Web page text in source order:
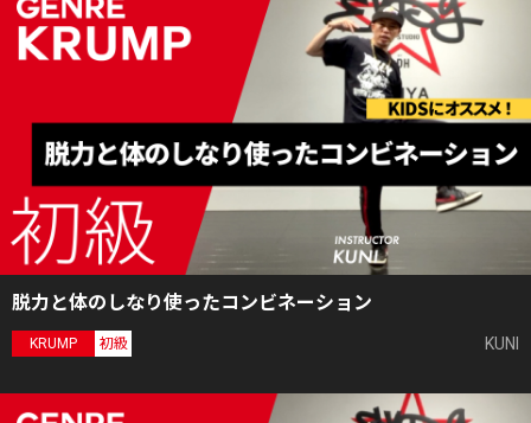
脱力と体のしなり使ったコンビネーション
KRUMP 初級 KUNI